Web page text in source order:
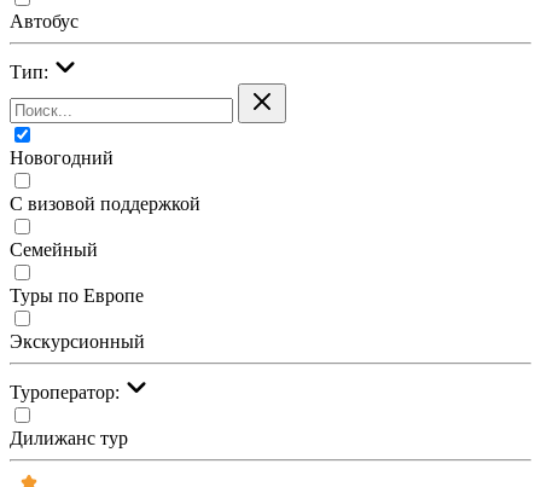
Автобус
Тип:
Новогодний
С визовой поддержкой
Семейный
Туры по Европе
Экскурсионный
Туроператор:
Дилижанс тур